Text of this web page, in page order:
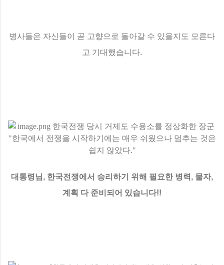
병사들은 자신들이 곧 고향으로 돌아갈 수 있을지도 모른다
고 기대했습니다.
대통령님, 한국전쟁에서 승리하기 위해 필요한 병력, 물자,
계획 다 준비되어 있습니다!!